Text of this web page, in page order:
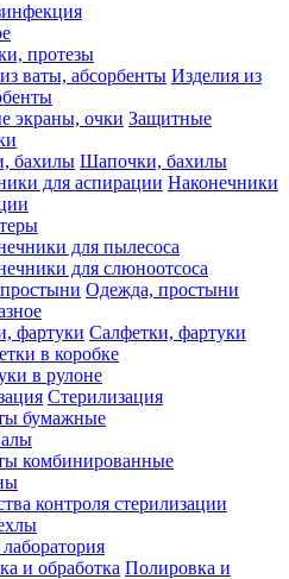
протезы
Изделия из
Защитные
Шапочки, бахилы
Наконечники
для пылесоса
для слюноотсоса
Одежда, простыни
Салфетки, фартуки
в коробке
в рулоне
Стерилизация
бумажные
комбинированные
контроля стерилизации
Полировка и